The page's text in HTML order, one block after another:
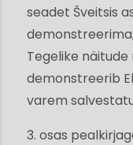
seadet Šveitsis
Tegelike
demonstreerib
varem
3. osas